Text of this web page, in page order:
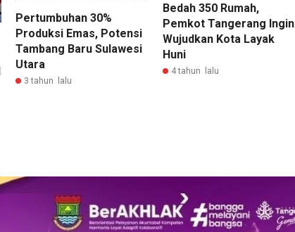
Pertumbuhan 30%
Produksi Emas, Potensi
Tambang Baru Sulawesi
Utara
3 tahun lalu
Bedah 350 Rumah,
Pemkot Tangerang Ingin
Wujudkan Kota Layak
Huni
4 tahun lalu